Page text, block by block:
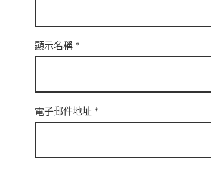
顯示名稱 *
電子郵件地址 *